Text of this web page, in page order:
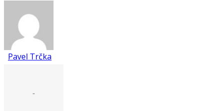
Pavel Trčka
-